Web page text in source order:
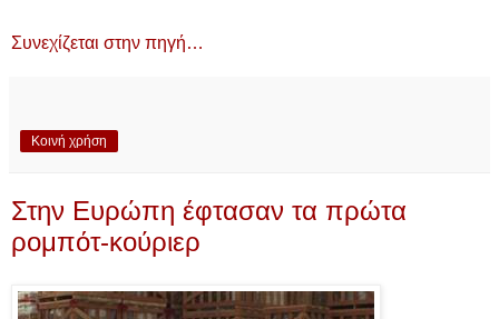
Συνεχίζεται στην πηγή…
Κοινή χρήση
Στην Ευρώπη έφτασαν τα πρώτα
ρομπότ-κούριερ